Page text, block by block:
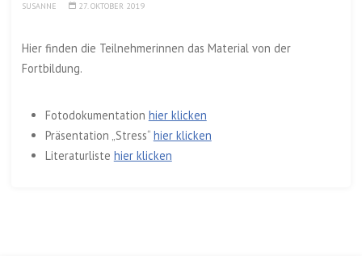
SUSANNE 27. OKTOBER 2019
Hier finden die Teilnehmerinnen das Material von der
Fortbildung.
Fotodokumentation hier klicken
Präsentation „Stress“ hier klicken
Literaturliste hier klicken